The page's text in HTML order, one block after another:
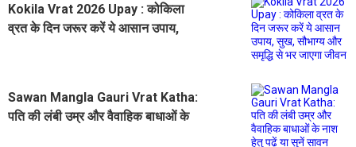
Kokila Vrat 2026 Upay : कोकिला
व्रत के दिन जरूर करें ये आसान उपाय,
Sawan Mangla Gauri Vrat Katha:
पति की लंबी उम्र और वैवाहिक बाधाओं के